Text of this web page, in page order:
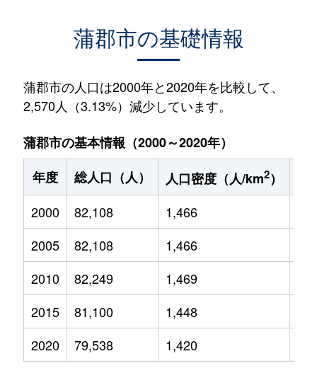
蒲郡市の基礎情報
蒲郡市の人口は2000年と2020年を比較して、
2,570人（3.13%）減少しています。
蒲郡市の基本情報（2000～2020年）
年度
総人口（人） 人口密度（人/km2）
2000
82,108 1,466
2005
82,108 1,466
2010
82,249 1,469
2015
81,100 1,448
2020
79,538 1,420